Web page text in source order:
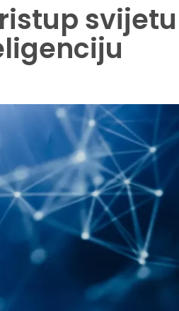
svijetu